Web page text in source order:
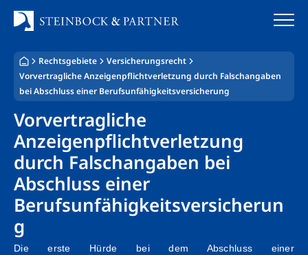
Inhalt
springen
Startseite
Kanzlei
Team
Standorte
Rechtsgebiete
Steuerberatung
Rechtsgebiete
Versicherungsrecht
Vorvertragliche Anzeigenpflichtverletzung durch Falschangaben
bei Abschluss einer Berufsunfähigkeitsversicherung
Vorvertragliche
Anzeigenpflichtverletzung
durch Falschangaben bei
Abschluss einer
Berufsunfähigkeitsversicherun
g
Die erste Hürde bei dem Abschluss einer